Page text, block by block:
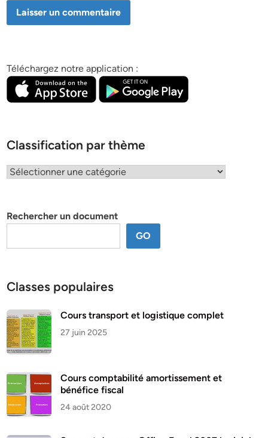
Téléchargez notre application :
Classification par thème
Classification
Rechercher un document
GO
Classes populaires
Cours transport et logistique complet
27 juin 2025
Cours comptabilité amortissement et
bénéfice fiscal
24 août 2020